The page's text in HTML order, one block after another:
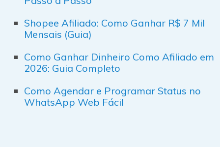
Shopee Afiliado: Como Ganhar R$ 7 Mil
Mensais (Guia)
Como Ganhar Dinheiro Como Afiliado em
2026: Guia Completo
Como Agendar e Programar Status no
WhatsApp Web Fácil